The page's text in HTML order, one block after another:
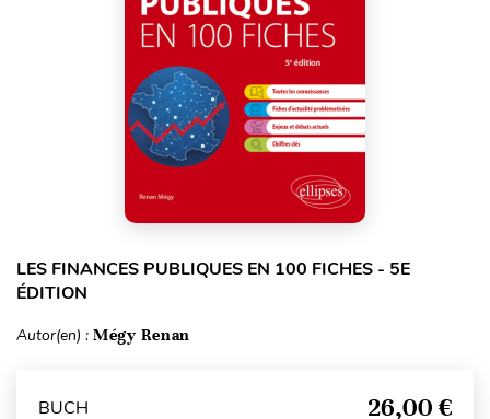
LES FINANCES PUBLIQUES EN 100 FICHES - 5E
ÉDITION
Autor(en) : Mégy Renan
BUCH 26,00 €